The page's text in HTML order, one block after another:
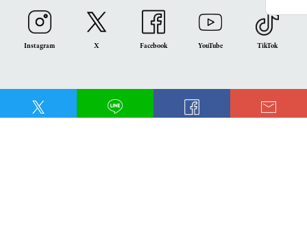
Share
Share
Instagram X Facebook YouTube TikTok
LOGOS FAMILY APP